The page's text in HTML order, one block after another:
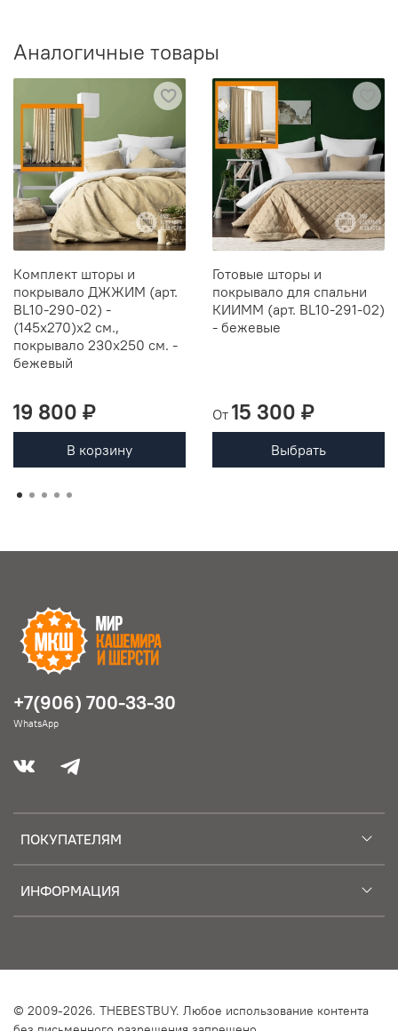
Аналогичные товары
Комплект шторы и
покрывало ДЖЖИМ (арт.
BL10-290-02) -
(145х270)х2 см.,
покрывало 230х250 см. -
бежевый
19 800 ₽
В корзину
Готовые шторы и
покрывало для спальни
КИИММ (арт. BL10-291-02)
- бежевые
От 15 300 ₽
Выбрать
ПОКУПАТЕЛЯМ
ИНФОРМАЦИЯ
+7(906) 700-33-30
WhatsApp
© 2009-2026. THEBESTBUY. Любое использование контента